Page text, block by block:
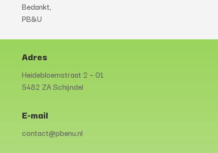
Bedankt,
PB&U
Adres
Heidebloemstraat 2 – 01
5482 ZA Schijndel
E-mail
contact@pbenu.nl